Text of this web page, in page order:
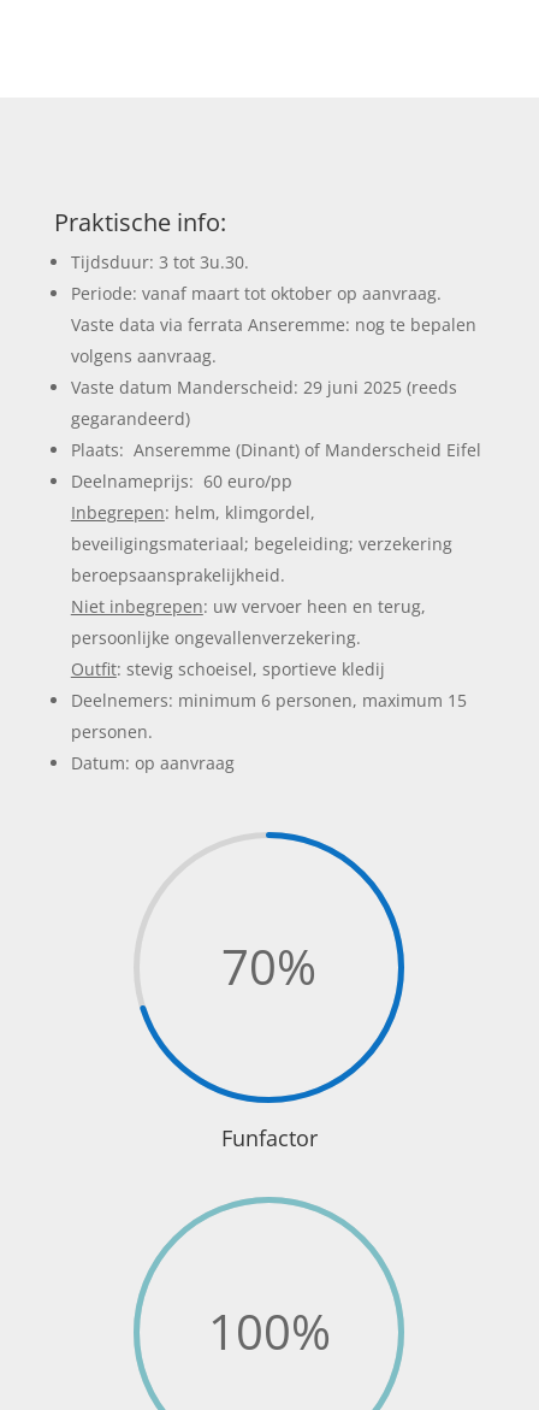
Praktische info:
Tijdsduur: 3 tot 3u.30.
Periode: vanaf maart tot oktober op aanvraag.
Vaste data via ferrata Anseremme: nog te bepalen
volgens aanvraag.
Vaste datum Manderscheid: 29 juni 2025 (reeds
gegarandeerd)
Plaats: Anseremme (Dinant) of Manderscheid Eifel
Deelnameprijs: 60 euro/pp
Inbegrepen: helm, klimgordel,
beveiligingsmateriaal; begeleiding; verzekering
beroepsaansprakelijkheid.
Niet inbegrepen: uw vervoer heen en terug,
persoonlijke ongevallenverzekering.
Outfit: stevig schoeisel, sportieve kledij
Deelnemers: minimum 6 personen, maximum 15
personen.
Datum: op aanvraag
70%
Funfactor
100%